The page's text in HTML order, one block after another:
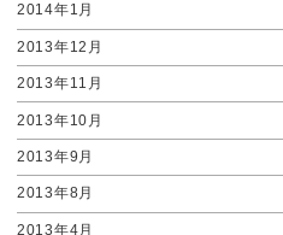
2014年1月
2013年12月
2013年11月
2013年10月
2013年9月
2013年8月
2013年4月